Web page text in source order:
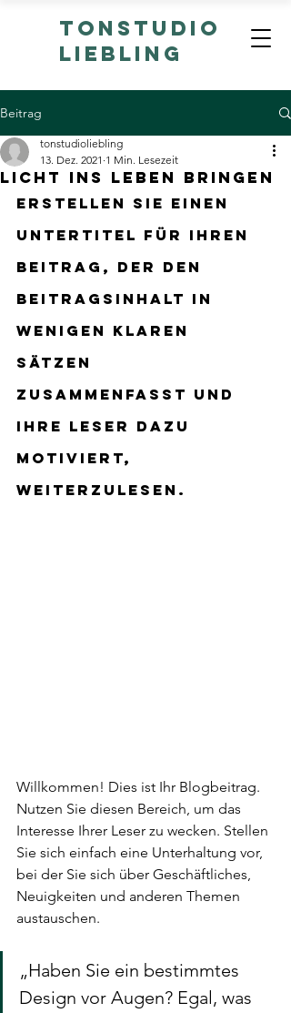
TONSTUDIO
LIEBLING
Beitrag
Licht ins Leben bringen
tonstudioliebling
13. Dez. 2021 1 Min. Lesezeit
Erstellen Sie einen
Untertitel für Ihren
Beitrag, der den
Beitragsinhalt in
wenigen klaren
Sätzen
zusammenfasst und
Ihre Leser dazu
motiviert,
weiterzulesen.
Willkommen! Dies ist Ihr Blogbeitrag.
Nutzen Sie diesen Bereich, um das
Interesse Ihrer Leser zu wecken. Stellen
Sie sich einfach eine Unterhaltung vor,
bei der Sie sich über Geschäftliches,
Neuigkeiten und anderen Themen
austauschen.
„Haben Sie ein bestimmtes
Design vor Augen? Egal, was